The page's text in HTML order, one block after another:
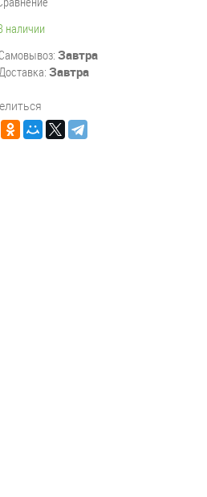
наличии
Завтра
Завтра